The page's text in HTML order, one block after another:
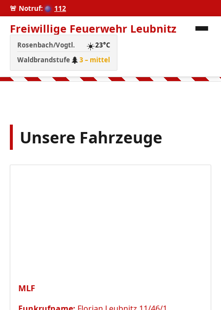
🚨 Notruf: 112
Freiwillige Feuerwehr Leubnitz
Rosenbach/Vogtl. ☀️23°C
Waldbrandstufe🌲3 – mittel
Unsere Fahrzeuge
MLF